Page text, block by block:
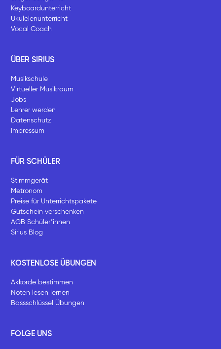
Keyboardunterricht
Ukulelenunterricht
Vocal Coach
ÜBER SIRIUS
Musikschule
Virtueller Musikraum
Jobs
Lehrer werden
Datenschutz
Impressum
FÜR SCHÜLER
Stimmgerät
Metronom
Preise für Unterrichtspakete
Gutschein verschenken
AGB Schüler*innen
Sirius Blog
KOSTENLOSE ÜBUNGEN
Akkorde bestimmen
Noten lesen lernen
Bassschlüssel Übungen
FOLGE UNS